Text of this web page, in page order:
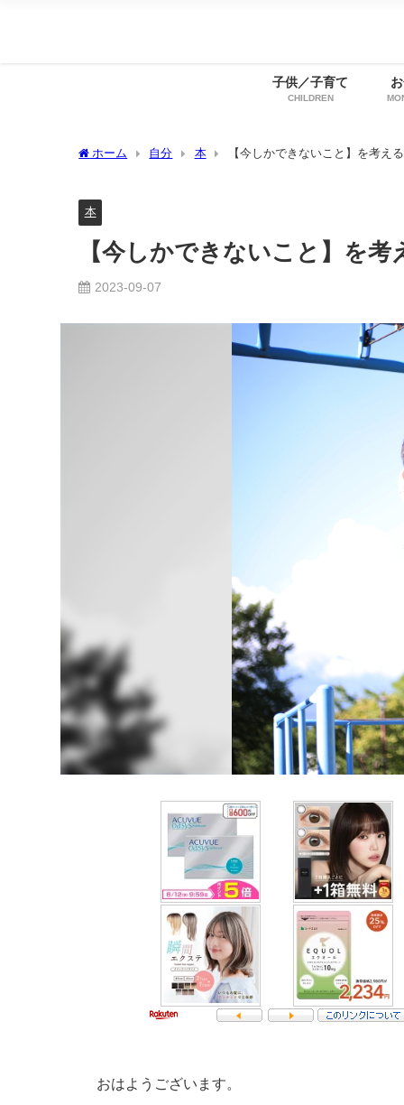
子供／子育て
CHILDREN
ホーム 自分 本 【今しかできないこと】を考える
本
【今しかできないこと】を考
2023-09-07
おはようございます。